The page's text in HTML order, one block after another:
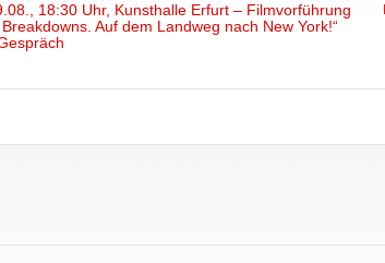
18:30 Uhr, Kunsthalle Erfurt – Filmvorführung
Breakdowns. Auf dem Landweg nach New York!“